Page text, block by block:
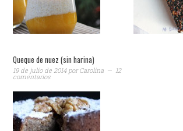
Queque de nuez (sin harina)
19 de julio de 2014porCarolina 12
comentarios